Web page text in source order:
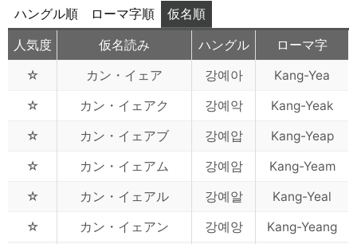
ハングル順 ローマ字順 仮名順
人気度 仮名読み ハングル
ローマ字
☆
カン・イェア 강예아
Kang-Yea
☆
カン・イェアク 강예악
Kang-Yeak
☆
カン・イェアブ 강예압
Kang-Yeap
☆
カン・イェアム 강예암
Kang-Yeam
☆
カン・イェアル 강예알
Kang-Yeal
☆
カン・イェアン 강예앙
Kang-Yeang